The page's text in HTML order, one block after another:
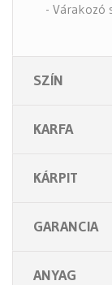
- Várakozó
- Nagy
Higiénia (14
SZÍN
KARFA
KÁRPIT
GARANCIA
ANYAG